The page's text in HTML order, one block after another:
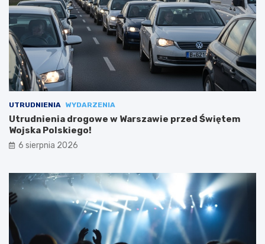
UTRUDNIENIA WYDARZENIA
Utrudnienia drogowe w Warszawie przed Świętem
Wojska Polskiego!
6 sierpnia 2026